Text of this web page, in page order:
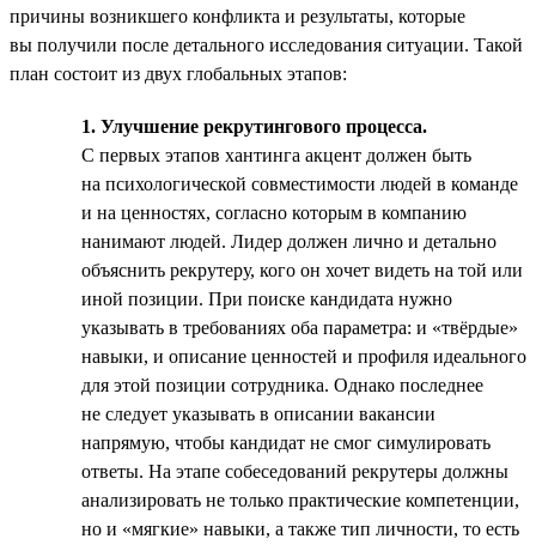
причины возникшего конфликта и результаты, которые
вы получили после детального исследования ситуации. Такой
план состоит из двух глобальных этапов:
1. Улучшение рекрутингового процесса.
С первых этапов хантинга акцент должен быть
на психологической совместимости людей в команде
и на ценностях, согласно которым в компанию
нанимают людей. Лидер должен лично и детально
объяснить рекрутеру, кого он хочет видеть на той или
иной позиции. При поиске кандидата нужно
указывать в требованиях оба параметра: и «твёрдые»
навыки, и описание ценностей и профиля идеального
для этой позиции сотрудника. Однако последнее
не следует указывать в описании вакансии
напрямую, чтобы кандидат не смог симулировать
ответы. На этапе собеседований рекрутеры должны
анализировать не только практические компетенции,
но и «мягкие» навыки, а также тип личности, то есть